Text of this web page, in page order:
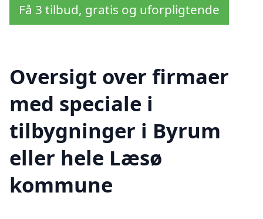
Få 3 tilbud, gratis og uforpligtende
Oversigt over firmaer
med speciale i
tilbygninger i Byrum
eller hele Læsø
kommune